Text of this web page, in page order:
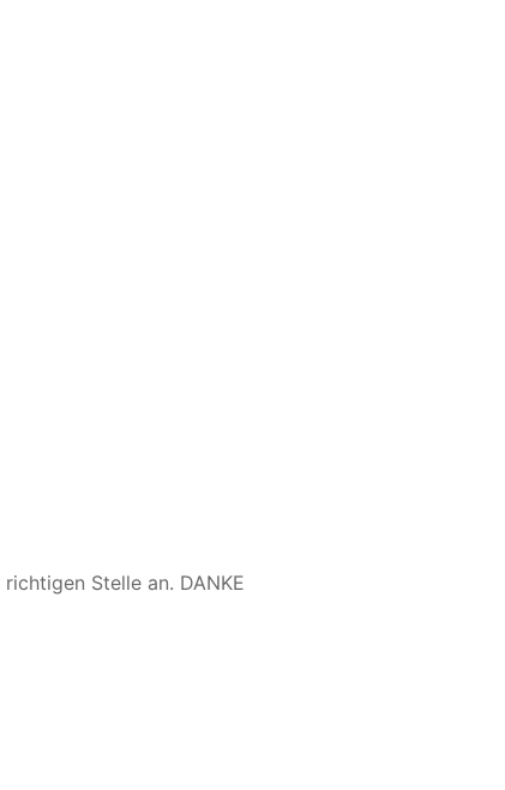
Stelle an. DANKE